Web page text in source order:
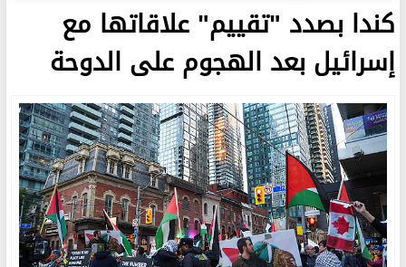
كندا بصدد "تقييم" علاقاتها مع
إسرائيل بعد الهجوم على الدوحة